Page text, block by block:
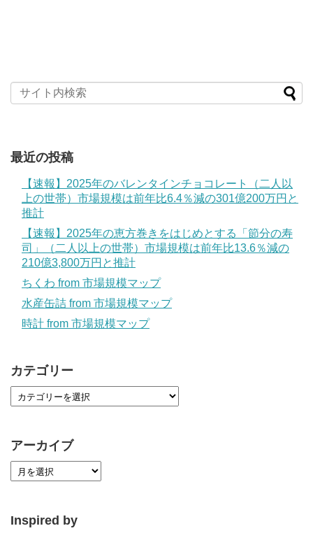
最近の投稿
【速報】2025年のバレンタインチョコレート（二人以
上の世帯）市場規模は前年比6.4％減の301億200万円と
推計
【速報】2025年の恵方巻きをはじめとする「節分の寿
司」（二人以上の世帯）市場規模は前年比13.6％減の
210億3,800万円と推計
ちくわ from 市場規模マップ
水産缶詰 from 市場規模マップ
時計 from 市場規模マップ
カテゴリー
アーカイブ
Inspired by